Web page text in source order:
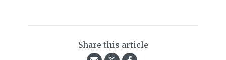
Share this article